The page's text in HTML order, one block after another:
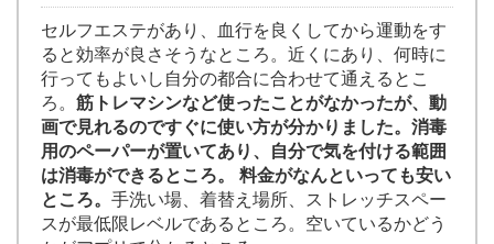
セルフエステがあり、血行を良くしてから運動をす
ると効率が良さそうなところ。近くにあり、何時に
行ってもよいし自分の都合に合わせて通えるとこ
ろ。 筋トレマシンなど使ったことがなかったが、動
画で見れるのですぐに使い方が分かりました。消毒
用のペーパーが置いてあり、自分で気を付ける範囲
は消毒ができるところ。 料金がなんといっても安い
ところ。 手洗い場、着替え場所、ストレッチスペー
スが最低限レベルであるところ。空いているかどう